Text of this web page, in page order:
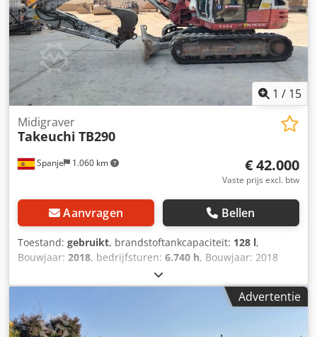
ons brede assortiment betrouwbare machines.
1 / 15
Spanje 1.060 km
Midigraver
Takeuchi TB290
€ 42.000
Vaste prijs excl. btw
Aanvragen Bellen
Toestand: gebruikt, brandstoftankcapaciteit: 128 l,
Bouwjaar: 2018, bedrijfsturen: 6.740 h, Bouwjaar: 2018
Toepassingsgebied: Bouw Ledig gewicht: 9.000 kg
Afmetingen (LxBxH): 699 x 220 x 257 cm Rupsbandbreedte:
Advertentie